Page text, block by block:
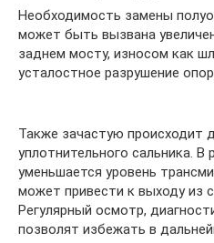
Необходимость замены
может быть вызвана
заднем мосту, износом как
усталостное разрушение
Также зачастую происходит
уплотнительного сальника. В
уменьшается уровень
может привести к выходу из
Регулярный осмотр,
позволят избежать в